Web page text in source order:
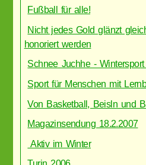
Fußball für alle!
Nicht jedes Gold glänzt
honoriert werden
Schnee Juchhe -
Sport für Menschen mit
Von Basketball, Beisln und
Magazinsendung 18.2.2007
Aktiv im Winter